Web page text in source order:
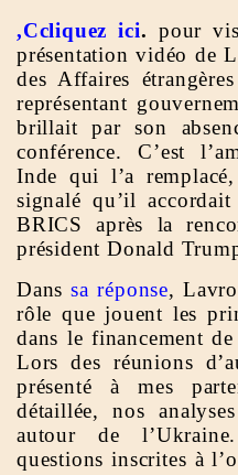
,Ccliquez ici. pour
présentation vidéo de
des Affaires
représentant
brillait par son
conférence. C’est
Inde qui l’a
signalé qu’il
BRICS après la
président Donald
Danssa réponse,
rôle que jouent les
dans le financement
Lors des réunions
présenté à mes
détaillée, nos
autour de
questions inscrites à